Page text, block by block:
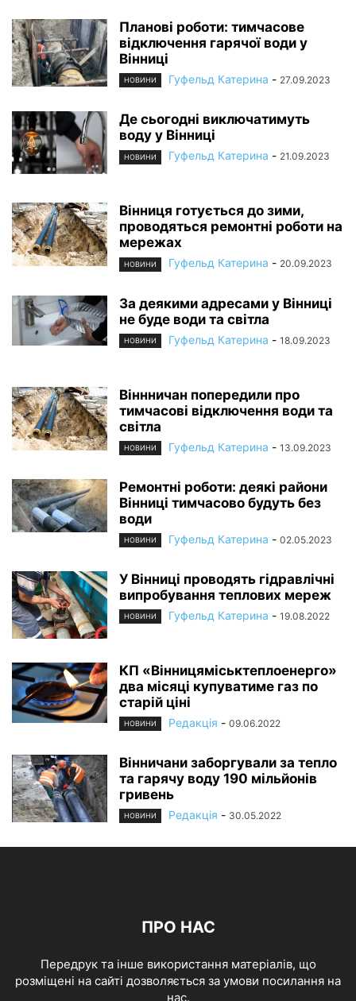
Планові роботи: тимчасове
відключення гарячої води у
Вінниці
НОВИНИ Гуфельд Катерина - 27.09.2023
Де сьогодні виключатимуть
воду у Вінниці
НОВИНИ Гуфельд Катерина - 21.09.2023
Вінниця готується до зими,
проводяться ремонтні роботи на
мережах
НОВИНИ Гуфельд Катерина - 20.09.2023
За деякими адресами у Вінниці
не буде води та світла
НОВИНИ Гуфельд Катерина - 18.09.2023
Віннничан попередили про
тимчасові відключення води та
світла
НОВИНИ Гуфельд Катерина - 13.09.2023
Ремонтні роботи: деякі райони
Вінниці тимчасово будуть без
води
НОВИНИ Гуфельд Катерина - 02.05.2023
У Вінниці проводять гідравлічні
випробування теплових мереж
НОВИНИ Гуфельд Катерина - 19.08.2022
КП «Вінницяміськтеплоенерго»
два місяці купуватиме газ по
старій ціні
НОВИНИ Редакція - 09.06.2022
Вінничани заборгували за тепло
та гарячу воду 190 мільйонів
гривень
НОВИНИ Редакція - 30.05.2022
ПРО НАС
Передрук та інше використання матеріалів, що
розміщені на сайті дозволяється за умови посилання на
нас.